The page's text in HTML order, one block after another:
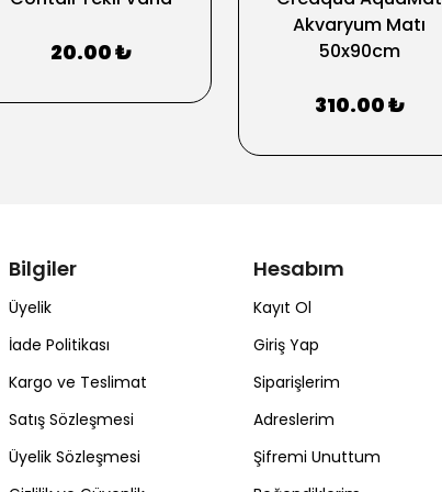
20.00 ₺
Akvaryum Matı
50x90cm
310.00 ₺
Bilgiler
Üyelik
İade Politikası
Kargo ve Teslimat
Satış Sözleşmesi
Üyelik Sözleşmesi
Hesabım
Kayıt Ol
Giriş Yap
Siparişlerim
Adreslerim
Şifremi Unuttum